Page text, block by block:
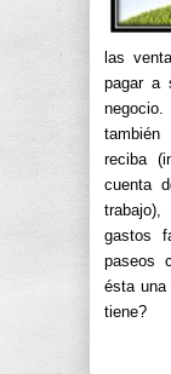
las
pagar a
reciba
cuenta
gastos
paseos
ésta una
tiene?